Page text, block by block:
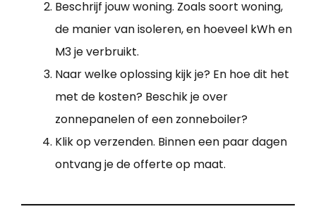
Beschrijf jouw woning. Zoals soort woning,
de manier van isoleren, en hoeveel kWh en
M3 je verbruikt.
Naar welke oplossing kijk je? En hoe dit het
met de kosten? Beschik je over
zonnepanelen of een zonneboiler?
Klik op verzenden. Binnen een paar dagen
ontvang je de offerte op maat.